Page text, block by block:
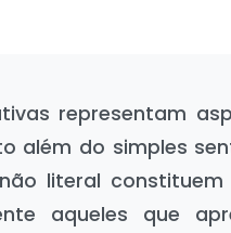
representam
além do simples
literal
aqueles que